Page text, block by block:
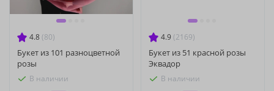
4.8 (80)
Букет из 101 разноцветной
розы
В наличии
4.9 (2169)
Букет из 51 красной розы
Эквадор
В наличии